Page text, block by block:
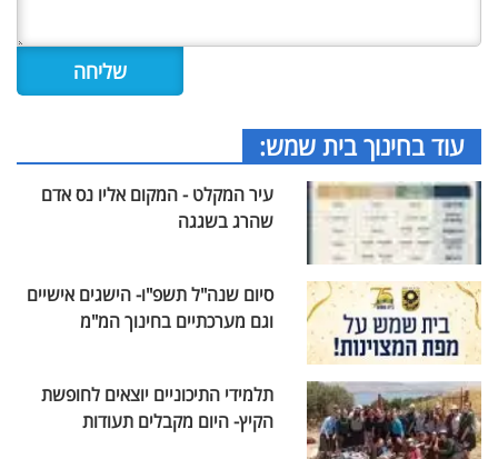
עוד בחינוך בית שמש:
עיר המקלט - המקום אליו נס אדם
שהרג בשגגה
סיום שנה"ל תשפ"ו- הישגים אישיים
וגם מערכתיים בחינוך המ"מ
תלמידי התיכוניים יוצאים לחופשת
הקיץ- היום מקבלים תעודות